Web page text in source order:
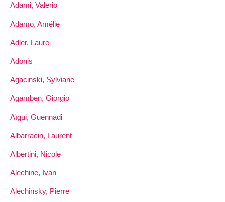
Adami, Valerio
Adamo, Amélie
Adler, Laure
Adonis
Agacinski, Sylviane
Agamben, Giorgio
Aïgui, Guennadi
Albarracin, Laurent
Albertini, Nicole
Alechine, Ivan
Alechinsky, Pierre